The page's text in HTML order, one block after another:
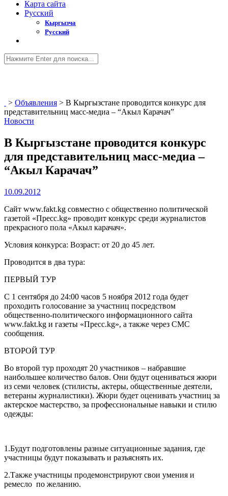
Карта сайта
Русский
Кыргызча
Русский
> Объявления > В Кыргызстане проводится конкурс для
представительниц масс-медиа – “Акыл Карачач”
Новости
В Кыргызстане проводится конкурс
для представительниц масс-медиа –
“Акыл Карачач”
10.09.2012
Сайт www.fakt.kg совместно с общественно политической
газетой «Пресс.kg» проводит конкурс среди журналистов
прекрасного пола «Акыл карачач».
Условия конкурса: Возраст: от 20 до 45 лет.
Проводится в два тура:
ПЕРВЫЙ ТУР
С 1 сентября до 24:00 часов 5 ноября 2012 года будет
проходить голосование за участниц посредством
общественно-политического информационного сайта
www.fakt.kg и газеты «Пресс.kg», а также через СМС
сообщения.
ВТОРОЙ ТУР
Во второй тур проходят 20 участников – набравшие
наибольшее количество балов. Они будут оцениваться жюри
из семи человек (стилисты, актеры, общественные деятели,
ветераны журналистики). Жюри будет оценивать участниц за
актерское мастерство, за профессиональные навыки и стилю
одежды:
1.Будут подготовлены разные ситуационные задания, где
участницы будут показывать и разъяснять их.
2.Также участницы продемонстрируют свои умения и
ремесло по желанию.